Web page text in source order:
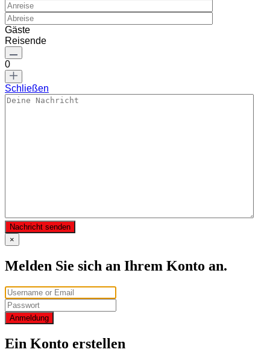
Gäste
Reisende
0
Schließen
Nachricht senden
×
Melden Sie sich an Ihrem Konto an.
Anmeldung
Ein Konto erstellen